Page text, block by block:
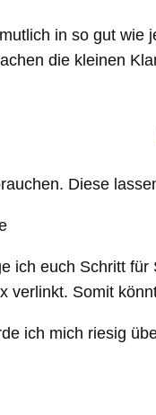
in so gut
die kleinen
Diese
ich euch Schritt
verlinkt. Somit
ich mich riesig